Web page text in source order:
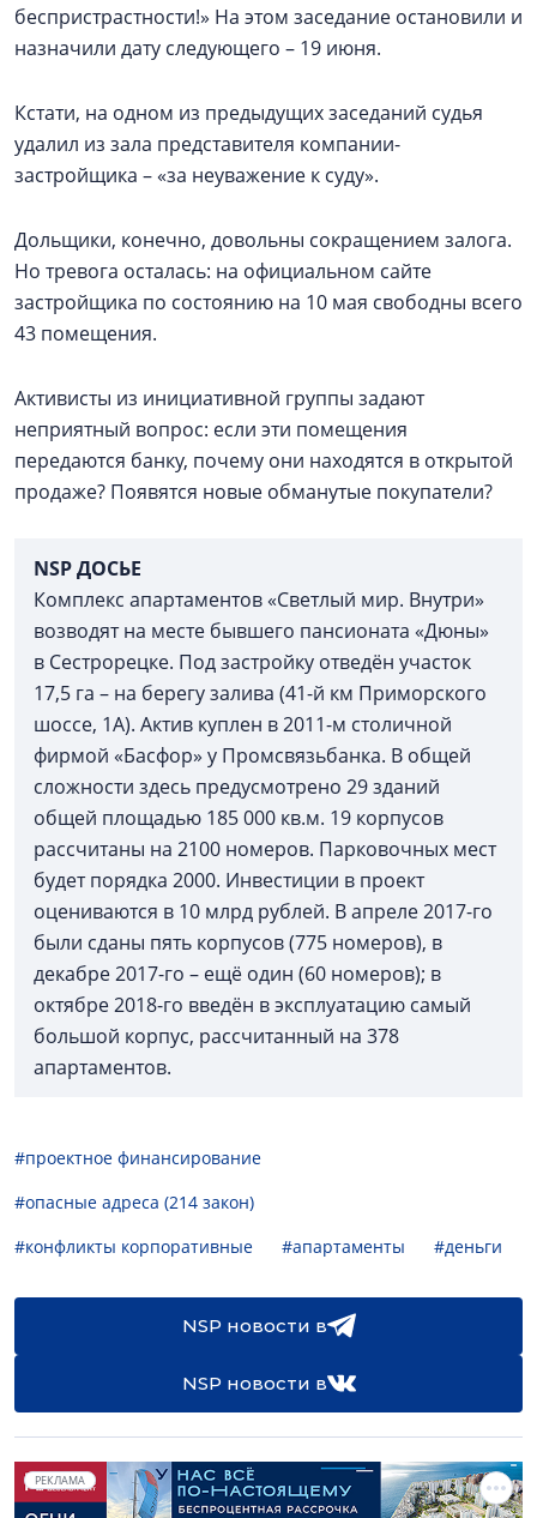
беспристрастности!» На этом заседание остановили и
назначили дату следующего – 19 июня.
Кстати, на одном из предыдущих заседаний судья
удалил из зала представителя компании-
застройщика – «за неуважение к суду».
Дольщики, конечно, довольны сокращением залога.
Но тревога осталась: на официальном сайте
застройщика по состоянию на 10 мая свободны всего
43 помещения.
Активисты из инициативной группы задают
неприятный вопрос: если эти помещения
передаются банку, почему они находятся в открытой
продаже? Появятся новые обманутые покупатели?
NSP ДОСЬЕ
Комплекс апартаментов «Светлый мир. Внутри»
возводят на месте бывшего пансионата «Дюны»
в Сестрорецке. Под застройку отведён участок
17,5 га – на берегу залива (41-й км Приморского
шоссе, 1А). Актив куплен в 2011-м столичной
фирмой «Басфор» у Промсвязьбанка. В общей
сложности здесь предусмотрено 29 зданий
общей площадью 185 000 кв.м. 19 корпусов
рассчитаны на 2100 номеров. Парковочных мест
будет порядка 2000. Инвестиции в проект
оцениваются в 10 млрд рублей. В апреле 2017-го
были сданы пять корпусов (775 номеров), в
декабре 2017-го – ещё один (60 номеров); в
октябре 2018-го введён в эксплуатацию самый
большой корпус, рассчитанный на 378
апартаментов.
#проектное финансирование
#опасные адреса (214 закон)
#конфликты корпоративные
#апартаменты #деньги
NSP новости в
NSP новости в
РЕКЛАМА